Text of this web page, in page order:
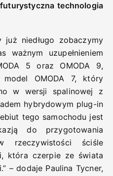
technologia
już niedługo zobaczymy
ważnym uzupełnieniem
5 oraz OMODA 9,
OMODA 7, który
w wersji spalinowej z
hybrydowym plug-in
tego samochodu jest
do przygotowania
rzeczywistości ściśle
która czerpie ze świata
– dodaje Paulina Tycner,